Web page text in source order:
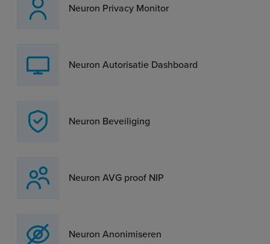
Neuron Privacy Monitor
Neuron Autorisatie Dashboard
Neuron Beveiliging
Neuron AVG proof NIP
Neuron Anonimiseren